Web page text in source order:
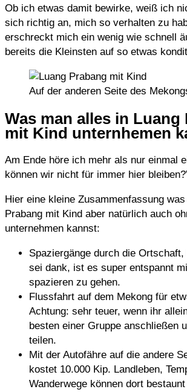
Ob ich etwas damit bewirke, weiß ich
sich richtig an, mich so verhalten zu
erschreckt mich ein wenig wie schnell
bereits die Kleinsten auf so etwas
Auf der anderen Seite des
Was man alles in Luang
mit Kind unternhemen
Am Ende höre ich mehr als nur einmal
können wir nicht für immer hier
Hier eine kleine Zusammenfassung
Prabang mit Kind aber natürlich auch
unternehmen kannst:
Spaziergänge durch die
sei dank, ist es super entspannt
spazieren zu gehen.
Flussfahrt auf dem Mekong für
Achtung: sehr teuer, wenn ihr
besten einer Gruppe anschließen
teilen.
Mit der Autofähre auf die andere
kostet 10.000 Kip. Landleben,
Wanderwege können dort